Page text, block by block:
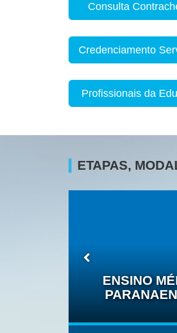
Consulta
Credenciamento
Profissionais da
ETAPAS,
ENSINO